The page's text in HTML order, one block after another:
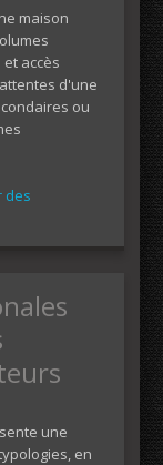
maison
accès
d'une
ou
des
une
en